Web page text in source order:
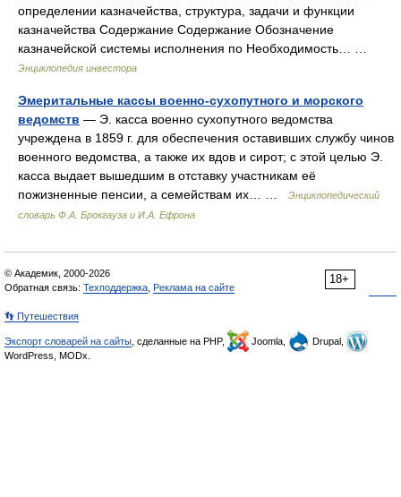
определении казначейства, структура, задачи и функции
казначейства Содержание Содержание Обозначение
казначейской системы исполнения по Необходимость… …
Энциклопедия инвестора
Эмеритальные кассы военно-сухопутного и морского
ведомств — Э. касса военно сухопутного ведомства
учреждена в 1859 г. для обеспечения оставивших службу чинов
военного ведомства, а также их вдов и сирот; с этой целью Э.
касса выдает вышедшим в отставку участникам её
пожизненные пенсии, а семействам их… …
Энциклопедический
словарь Ф.А. Брокгауза и И.А. Ефрона
18+
© Академик, 2000-2026
Обратная связь: Техподдержка Реклама на сайте
👣 Путешествия
Экспорт словарей на сайты , сделанные на PHP, Joomla,
Drupal,
WordPress, MODx.